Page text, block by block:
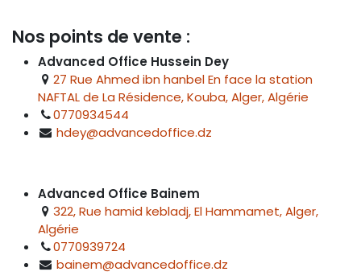
Nos points de vente :
Advanced Office Hussein Dey
27 Rue Ahmed ibn hanbel En face la station
NAFTAL de La Résidence, Kouba, Alger, Algérie
0770934544
hdey@advancedoffice.dz
Advanced Office Bainem
322, Rue hamid kebladj, El Hammamet, Alger,
Algérie
0770939724
bainem@advancedoffice.dz